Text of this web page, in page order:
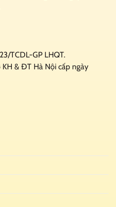
TCDL-GP LHQT.
KH & ĐT Hà Nội cấp ngày